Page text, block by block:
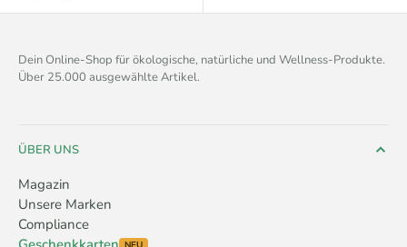
Dein Online-Shop für ökologische, natürliche und Wellness-Produkte.
Über 25.000 ausgewählte Artikel.
ÜBER UNS
Magazin
Unsere Marken
Compliance
NEU